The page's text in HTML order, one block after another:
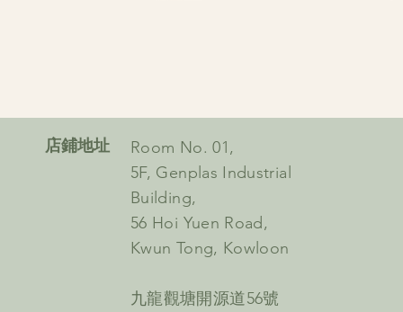
​店鋪地址
Room No. 01,
5F, Genplas Industrial
Building,
56 Hoi Yuen Road,
Kwun Tong, Kowloon
九龍觀塘開源道56號